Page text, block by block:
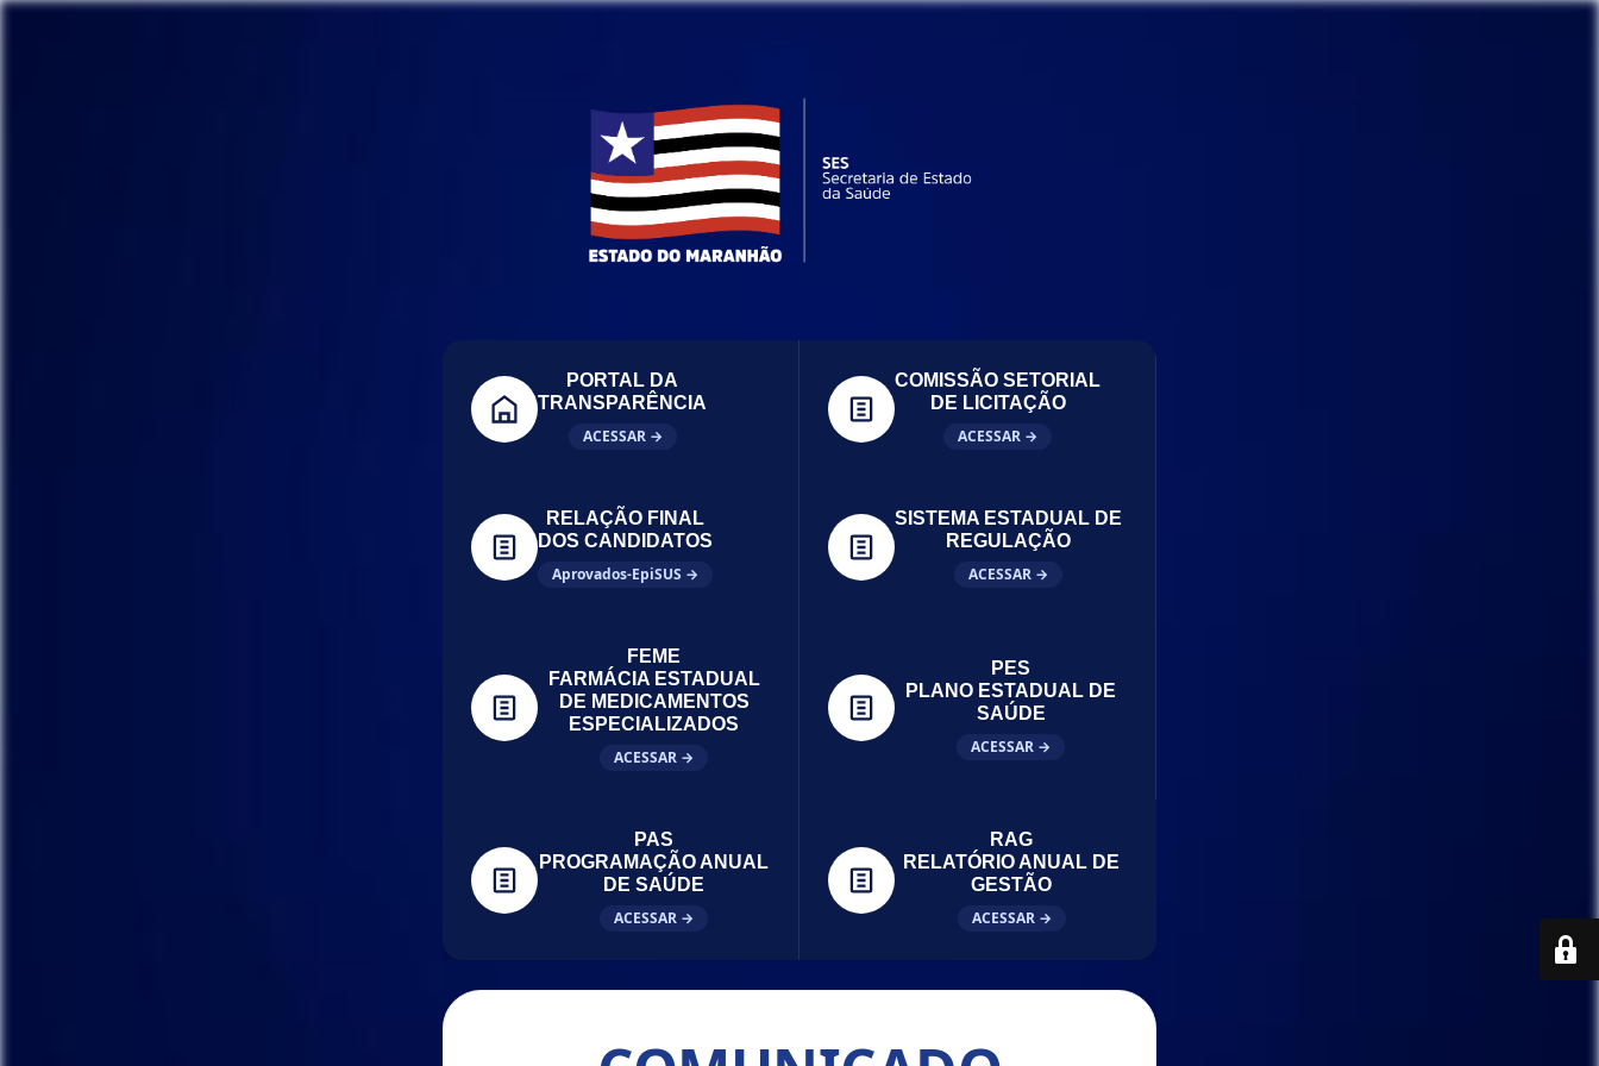
PORTAL DA
TRANSPARÊNCIA
ACESSAR →
COMISSÃO SETORIAL
DE LICITAÇÃO
ACESSAR →
RELAÇÃO FINAL
DOS CANDIDATOS
Aprovados-EpiSUS →
SISTEMA ESTADUAL DE
REGULAÇÃO
ACESSAR →
FEME
FARMÁCIA ESTADUAL
DE MEDICAMENTOS
ESPECIALIZADOS
ACESSAR →
PES
PLANO ESTADUAL DE
SAÚDE
ACESSAR →
PAS
PROGRAMAÇÃO ANUAL
DE SAÚDE
ACESSAR →
RAG
RELATÓRIO ANUAL DE
GESTÃO
ACESSAR →